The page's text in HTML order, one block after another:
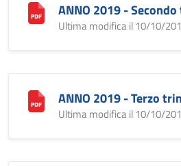
ANNO 2019 -
Ultima modifica il 10/10/
ANNO 2019 - Terzo
Ultima modifica il 10/10/